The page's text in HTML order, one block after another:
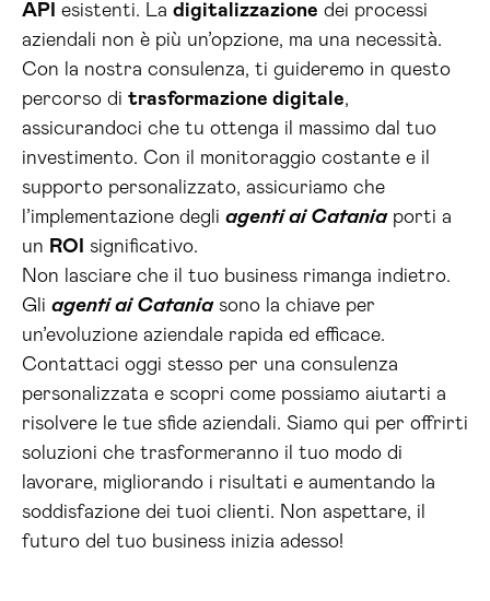
API esistenti. La digitalizzazione dei processi
aziendali non è più un’opzione, ma una necessità.
Con la nostra consulenza, ti guideremo in questo
percorso di trasformazione digitale,
assicurandoci che tu ottenga il massimo dal tuo
investimento. Con il monitoraggio costante e il
supporto personalizzato, assicuriamo che
l’implementazione degli agenti ai Cataniaporti a
un ROI
significativo.
Non lasciare che il tuo business rimanga indietro.
Gli agenti ai Cataniasono la chiave per
un’evoluzione aziendale rapida ed efficace.
Contattaci oggi stesso per una consulenza
personalizzata e scopri come possiamo aiutarti a
risolvere le tue sfide aziendali. Siamo qui per offrirti
soluzioni che trasformeranno il tuo modo di
lavorare, migliorando i risultati e aumentando la
soddisfazione dei tuoi clienti. Non aspettare, il
futuro del tuo business inizia adesso!